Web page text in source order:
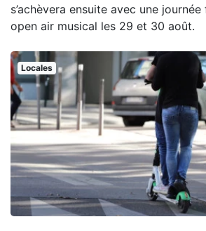
s’achèvera ensuite avec une
open air musical les 29 et 30 août.
Locales